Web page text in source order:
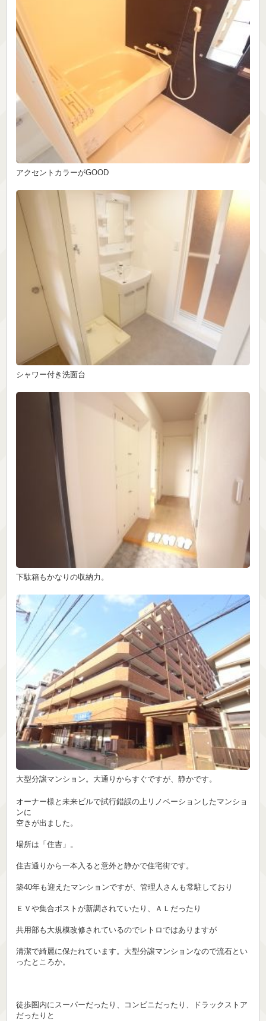
オーナー様と未来ビルで試行錯誤の上リノベーションしたマンショ
ンに
空きが出ました。
場所は「住吉」。
住吉通りから一本入ると意外と静かで住宅街です。
築40年も迎えたマンションですが、管理人さんも常駐しており
ＥＶや集合ポストが新調されていたり、ＡＬだったり
共用部も大規模改修されているのでレトロではありますが
清潔で綺麗に保たれています。大型分譲マンションなので流石とい
ったところか。
徒歩圏内にスーパーだったり、コンビニだったり、ドラックストア
だったりと
アクセントカラーがGOOD
シャワー付き洗面台
下駄箱もかなりの収納力。
大型分譲マンション。大通りからすぐですが、静かです。